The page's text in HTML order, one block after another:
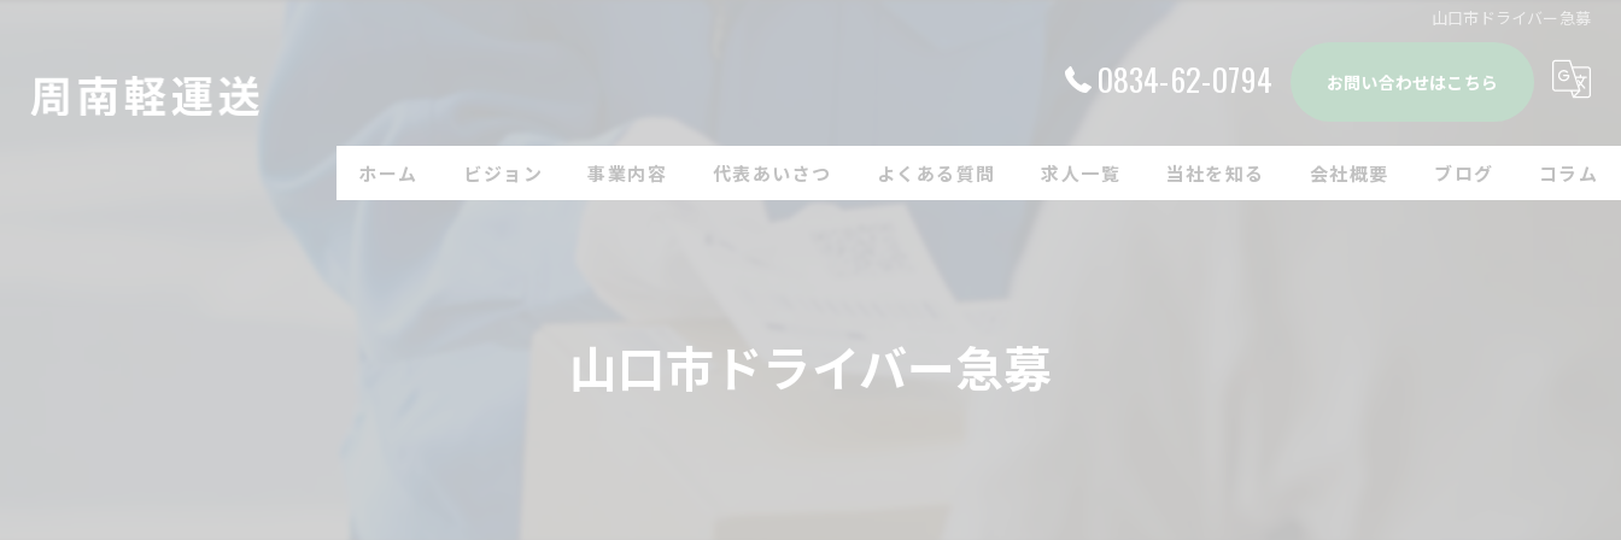
山口市ドライバー急募
0834-62-0794 お問い合わせはこちら
ホーム ビジョン 事業内容 代表あいさつ よくある質問 求人一覧 当社を知る 会社概要 ブログ コラム
山口市ドライバー急募